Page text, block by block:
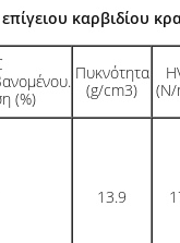
καρβιδίου
(%)
Πυκνότητα
(g/cm3)
13.9